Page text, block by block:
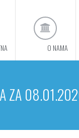
O NAMA
ZA